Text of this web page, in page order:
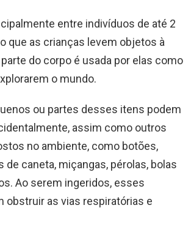
entre indivíduos de até 2
que as crianças levem objetos à
do corpo é usada por elas como
o mundo.
ou partes desses itens podem
assim como outros
no ambiente, como botões,
de caneta, miçangas, pérolas, bolas
Ao serem ingeridos, esses
obstruir as vias respiratórias e